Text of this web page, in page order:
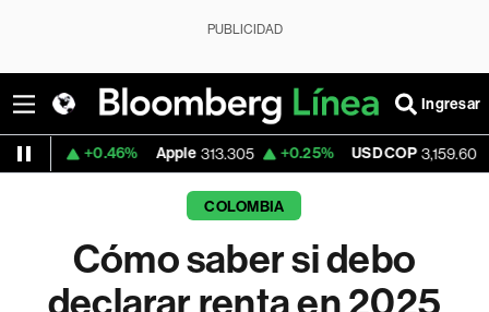
PUBLICIDAD
Ingresar
Apple 313.305 +0.25% USD COP 3,159.60 +0.01%
COLOMBIA
Cómo saber si debo